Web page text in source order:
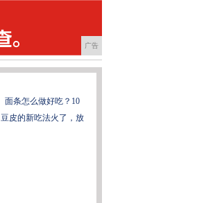
广告
面条怎么做好吃？10
豆皮的新吃法火了，放